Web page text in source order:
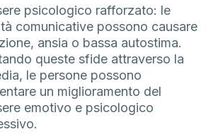
psicologico rafforzato: le
comunicative possono causare
ansia o bassa autostima.
queste sfide attraverso la
le persone possono
un miglioramento del
emotivo e psicologico